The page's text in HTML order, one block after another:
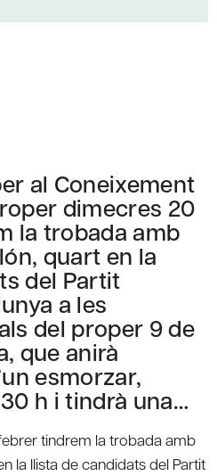
al Coneixement
dimecres 20
la trobada amb
quart en la
del Partit
a les
del proper 9 de
que anirà
esmorzar,
h i tindrà una…
tindrem la trobada amb
la llista de candidats del Partit